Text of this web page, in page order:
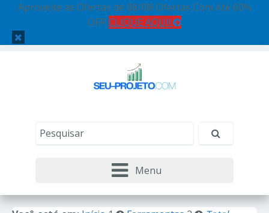
Aproveite as Ofertas de 08/08! Ofertas Com Até 60%
OFF! CLIQUE AQUI!
Menu